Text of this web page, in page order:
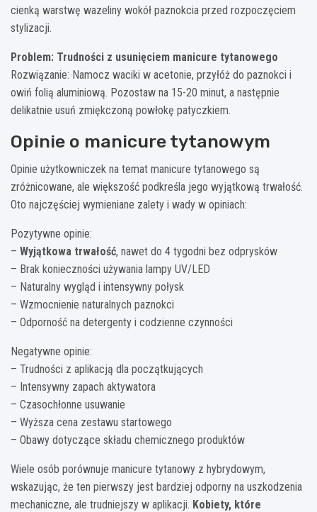
cienką warstwę wazeliny wokół paznokcia przed rozpoczęciem
stylizacji.
Problem: Trudności z usunięciem manicure tytanowego
Rozwiązanie: Namocz waciki w acetonie, przyłóż do paznokci i
owiń folią aluminiową. Pozostaw na 15-20 minut, a następnie
delikatnie usuń zmiękczoną powłokę patyczkiem.
Opinie o manicure tytanowym
Opinie użytkowniczek na temat manicure tytanowego są
zróżnicowane, ale większość podkreśla jego wyjątkową trwałość.
Oto najczęściej wymieniane zalety i wady w opiniach:
Pozytywne opinie:
– Wyjątkowa trwałość, nawet do 4 tygodni bez odprysków
– Brak konieczności używania lampy UV/LED
– Naturalny wygląd i intensywny połysk
– Wzmocnienie naturalnych paznokci
– Odporność na detergenty i codzienne czynności
Negatywne opinie:
– Trudności z aplikacją dla początkujących
– Intensywny zapach aktywatora
– Czasochłonne usuwanie
– Wyższa cena zestawu startowego
– Obawy dotyczące składu chemicznego produktów
Wiele osób porównuje manicure tytanowy z hybrydowym,
wskazując, że ten pierwszy jest bardziej odporny na uszkodzenia
mechaniczne, ale trudniejszy w aplikacji. Kobiety, które